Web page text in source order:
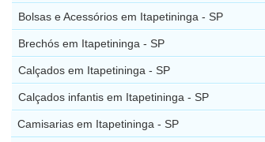
Bolsas e Acessórios em Itapetininga - SP
Brechós em Itapetininga - SP
Calçados em Itapetininga - SP
Calçados infantis em Itapetininga - SP
Camisarias em Itapetininga - SP